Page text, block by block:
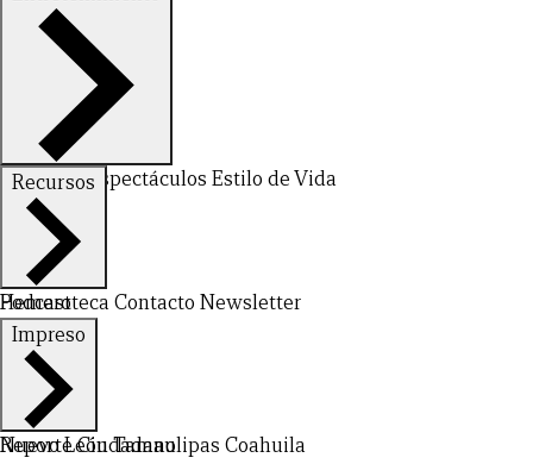
DeportesEspectáculos Estilo de Vida
Recursos
Hemeroteca Contacto Newsletter
Podcast
Impreso
Nuevo LeónTamaulipas Coahuila
Reporte Ciudadano